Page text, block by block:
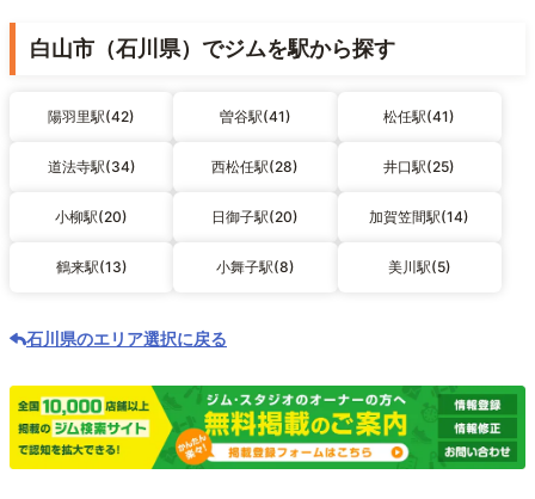
白山市（石川県）でジムを駅から探す
陽羽里駅(42) 曽谷駅(41) 松任駅(41)
道法寺駅(34) 西松任駅(28) 井口駅(25)
小柳駅(20) 日御子駅(20) 加賀笠間駅(14)
鶴来駅(13) 小舞子駅(8) 美川駅(5)
石川県のエリア選択に戻る